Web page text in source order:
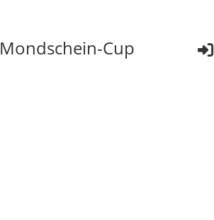
Mondschein-Cup